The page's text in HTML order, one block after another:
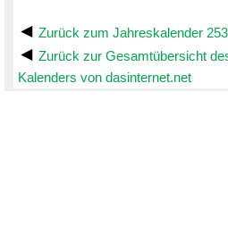
Zurück zum Jahreskalender
Zurück zur Gesamtübersicht
Kalenders von dasinternet.net